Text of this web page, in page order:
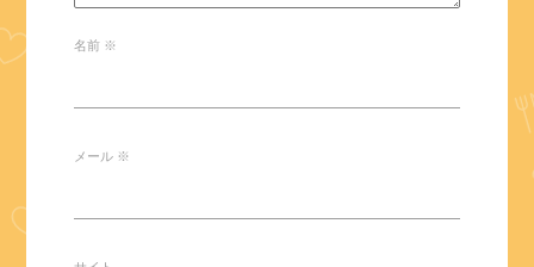
名前 ※
メール ※